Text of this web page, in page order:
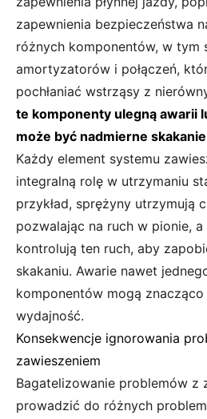
zapewnienia bezpieczeństwa
różnych komponentów, w tym
amortyzatorów i połączeń,
pochłaniać wstrząsy z
te komponenty ulegną awarii
może być nadmierne
Każdy element systemu
integralną rolę w utrzymaniu
przykład, sprężyny utrzymują
pozwalając na ruch w pionie,
kontrolują ten ruch, aby
skakaniu. Awarie nawet
komponentów mogą znacząco
wydajność.
Konsekwencje ignorowania
zawieszeniem
Bagatelizowanie problemów z
prowadzić do różnych